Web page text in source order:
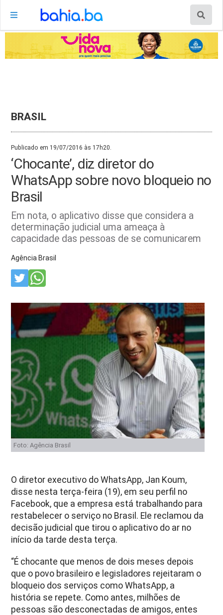
BRASIL
Publicado em 19/07/2016 às 17h20.
‘Chocante’, diz diretor do
WhatsApp sobre novo bloqueio no
Brasil
Em nota, o aplicativo disse que considera a
determinação judicial uma ameaça à
capacidade das pessoas de se comunicarem
Agência Brasil
Foto: Agência Brasil
O diretor executivo do WhatsApp, Jan Koum,
disse nesta terça-feira (19), em seu perfil no
Facebook, que a empresa está trabalhando para
restabelecer o serviço no Brasil. Ele reclamou da
decisão judicial que tirou o aplicativo do ar no
início da tarde desta terça.
“É chocante que menos de dois meses depois
que o povo brasileiro e legisladores rejeitaram o
bloqueio dos serviços como WhatsApp, a
história se repete. Como antes, milhões de
pessoas são desconectadas de amigos, entes